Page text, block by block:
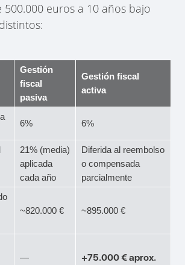
euros a 10 años bajo
Gestión
fiscal
pasiva
Gestión fiscal
activa
6% 6%
21% (media)
aplicada
cada año
Diferida al reembolso
o compensada
parcialmente
~820.000 € ~895.000 €
— +75.000 € aprox.